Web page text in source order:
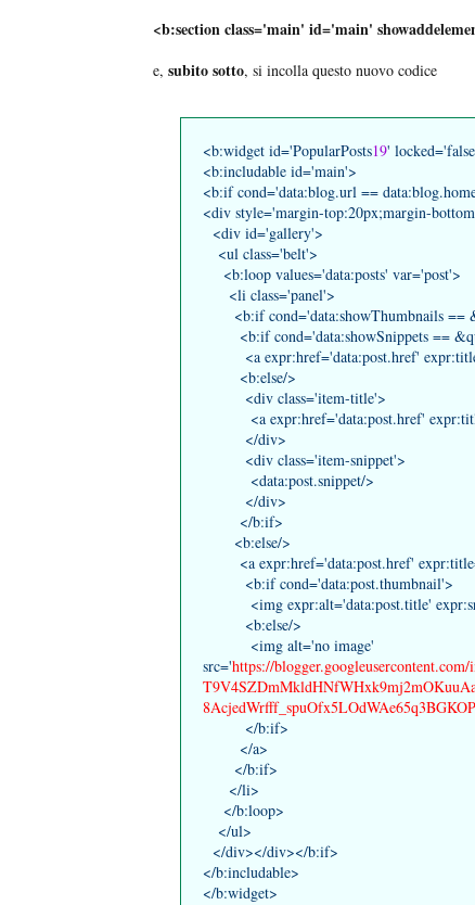
<b:section class='main' id='main'
e, subito sotto, si incolla questo nuovo codice
<b:widget id='PopularPosts19'
<b:includable id='main'>
<b:if cond='data:blog.url ==
<div style='margin-top:20px;margin-
<div id='gallery'>
<ul class='belt'>
<b:loop values='data:posts' var='post'>
<li class='panel'>
<b:if cond='data:showThumbnails ==
<b:if cond='data:showSnippets ==
<a expr:href='data:post.href'
<b:else/>
<div class='item-title'>
<a expr:href='data:post.href'
</div>
<div class='item-snippet'>
<data:post.snippet/>
</div>
</b:if>
<b:else/>
<a expr:href='data:post.href'
<b:if cond='data:post.thumbnail'>
<img expr:alt='data:post.title'
<b:else/>
<img alt='no image'
src='https://
</b:if>
</a>
</b:if>
</li>
</b:loop>
</ul>
</div></div></b:if>
</b:includable>
</b:widget>